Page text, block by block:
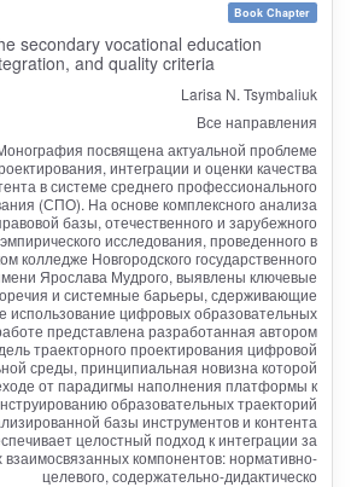
Book Chapter
secondary vocational education
and quality criteria
Larisa N. Tsymbaliuk
Все направления
посвящена актуальной проблеме
интеграции и оценки качества
в системе среднего профессионального
(СПО). На основе комплексного анализа
базы, отечественного и зарубежного
исследования, проведенного в
колледже Новгородского государственного
Ярослава Мудрого, выявлены ключевые
и системные барьеры, сдерживающие
использование цифровых образовательных
представлена разработанная автором
траекторного проектирования цифровой
среды, принципиальная новизна которой
от парадигмы наполнения платформы к
образовательных траекторий
базы инструментов и контента
целостный подход к интеграции за
взаимосвязанных компонентов: нормативно-
целевого, содержательно-дидактическо